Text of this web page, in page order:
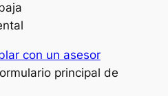
con un asesor
principal de